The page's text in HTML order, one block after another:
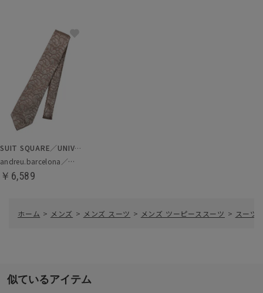
SUIT SQUARE／UNIVERSAL LANGUAGE
andreu.barcelona／ネクタイ
￥6,589
ホーム > メンズ > メンズ スーツ > メンズ ツーピーススーツ > スーツ